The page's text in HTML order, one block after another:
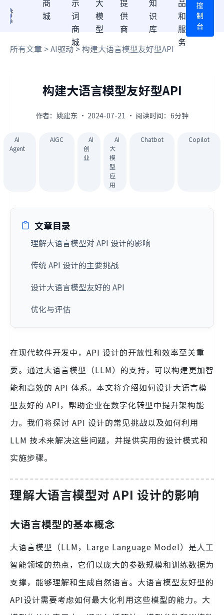
商
城
示
词
商
城
大
模
型
提
供
商
知
识
库
品
和
服
务
控
制
台
所有文章 >AI驱动> 构建大语言模型友好型API
构建大语言模型友好型API
作者：姚建东 · 2024-07-21 · 阅读时间：6分钟
AI
Agent
AIGC
AI
创
业
AI
大
模
型
应
用
Chatbot Copilot
文章目录
理解大语言模型对 API 设计的影响
传统 API 设计的主要挑战
设计大语言模型友好的 API
优化与评估
在现代软件开发中，API 设计的开放性和效率至关重
要。通过大语言模型（LLM）的支持，可以构建更加智
能和高效的 API 体系。本文将介绍如何设计大语言模
型友好的 API，帮助企业在数字化转型中提升架构能
力。我们将探讨 API 设计的常见挑战以及如何利用
LLM 技术来解决这些问题，并提供实用的设计模式和
实施步骤。
理解大语言模型对 API 设计的影响
大语言模型的基本概念
大语言模型（LLM，Large Language Model）是人工
智能领域的热点，它们以庞大的参数规模和训练数据为
支撑，能够理解和生成自然语言。大语言模型友好型的
API设计需要考虑如何最大化利用这些模型的能力。大